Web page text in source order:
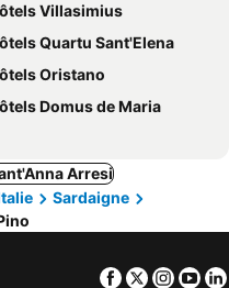
Villasimius
Quartu Sant'Elena
Oristano
Domus de Maria
Arresi
Sardaigne
Facebook
Twitter